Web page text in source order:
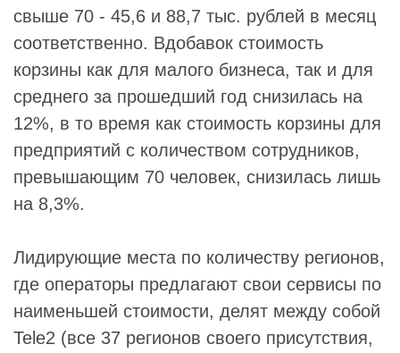
свыше 70 - 45,6 и 88,7 тыс. рублей в месяц
соответственно. Вдобавок стоимость
корзины как для малого бизнеса, так и для
среднего за прошедший год снизилась на
12%, в то время как стоимость корзины для
предприятий с количеством сотрудников,
превышающим 70 человек, снизилась лишь
на 8,3%.
Лидирующие места по количеству регионов,
где операторы предлагают свои сервисы по
наименьшей стоимости, делят между собой
Tele2 (все 37 регионов своего присутствия,